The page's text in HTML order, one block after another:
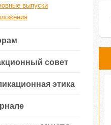
выпуски
совет
этика